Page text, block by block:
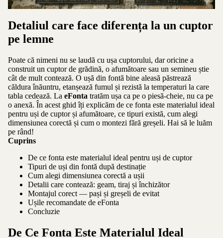
Detaliul care face diferența la un cuptor
pe lemne
Poate că nimeni nu se laudă cu ușa cuptorului, dar oricine a
construit un cuptor de grădină, o afumătoare sau un semineu știe
cât de mult contează. O ușă din fontă bine aleasă păstrează
căldura înăuntru, etanșează fumul și rezistă la temperaturi la care
tabla cedează. La eFonta tratăm ușa ca pe o piesă-cheie, nu ca pe
o anexă. În acest ghid îți explicăm de ce fonta este materialul ideal
pentru uși de cuptor și afumătoare, ce tipuri există, cum alegi
dimensiunea corectă și cum o montezi fără greșeli. Hai să le luăm
pe rând!
Cuprins
De ce fonta este materialul ideal pentru uși de cuptor
Tipuri de uși din fontă după destinație
Cum alegi dimensiunea corectă a ușii
Detalii care contează: geam, tiraj și închizător
Montajul corect — pași și greșeli de evitat
Ușile recomandate de eFonta
Concluzie
De Ce Fonta Este Materialul Ideal